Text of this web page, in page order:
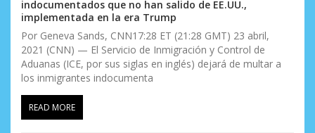
t
r
a
d
a
indocumentados que no han salido de EE.UU.,
implementada en la era Trump
Por Geneva Sands, CNN17:28 ET (21:28 GMT) 23 abril,
2021 (CNN) — El Servicio de Inmigración y Control de
Aduanas (ICE, por sus siglas en inglés) dejará de multar a
los inmigrantes indocumenta
READ MORE